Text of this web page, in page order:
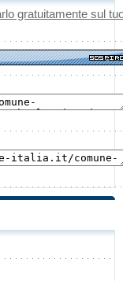
gratuitamente sul